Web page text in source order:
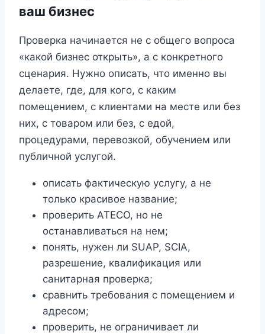
ваш бизнес
Проверка начинается не с общего вопроса
«какой бизнес открыть», а с конкретного
сценария. Нужно описать, что именно вы
делаете, где, для кого, с каким
помещением, с клиентами на месте или без
них, с товаром или без, с едой,
процедурами, перевозкой, обучением или
публичной услугой.
описать фактическую услугу, а не
только красивое название;
проверить ATECO, но не
останавливаться на нем;
понять, нужен ли SUAP, SCIA,
разрешение, квалификация или
санитарная проверка;
сравнить требования с помещением и
адресом;
проверить, не ограничивает ли